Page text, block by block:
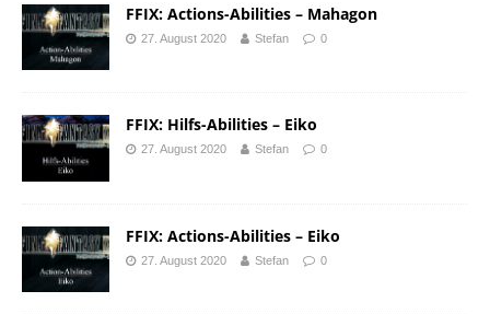
FFIX: Actions-Abilities – Mahagon
27. August 2020 Stefan 0
FFIX: Hilfs-Abilities – Eiko
27. August 2020 Stefan 0
FFIX: Actions-Abilities – Eiko
27. August 2020 Stefan 0